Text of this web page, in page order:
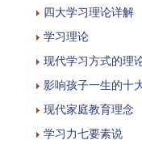
四大学习理论详解
学习理论
现代学习方式的理
影响孩子一生的十
现代家庭教育理念
学习力七要素说